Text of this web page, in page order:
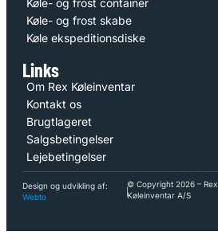
Køle- og frost skabe
Køle ekspeditionsdiske
Links
Om Rex Køleinventar
Kontakt os
Brugtlageret
Salgsbetingelser
Lejebetingelser
Design og udvikling af:
Webto
|
© Copyright 2026 – Rex
Køleinventar A/S